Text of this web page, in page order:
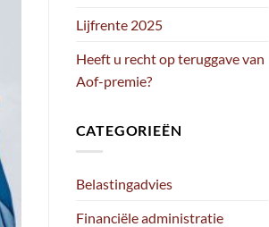
Lijfrente 2025
Heeft u recht op teruggave van
Aof-premie?
CATEGORIEËN
Belastingadvies
Financiële administratie